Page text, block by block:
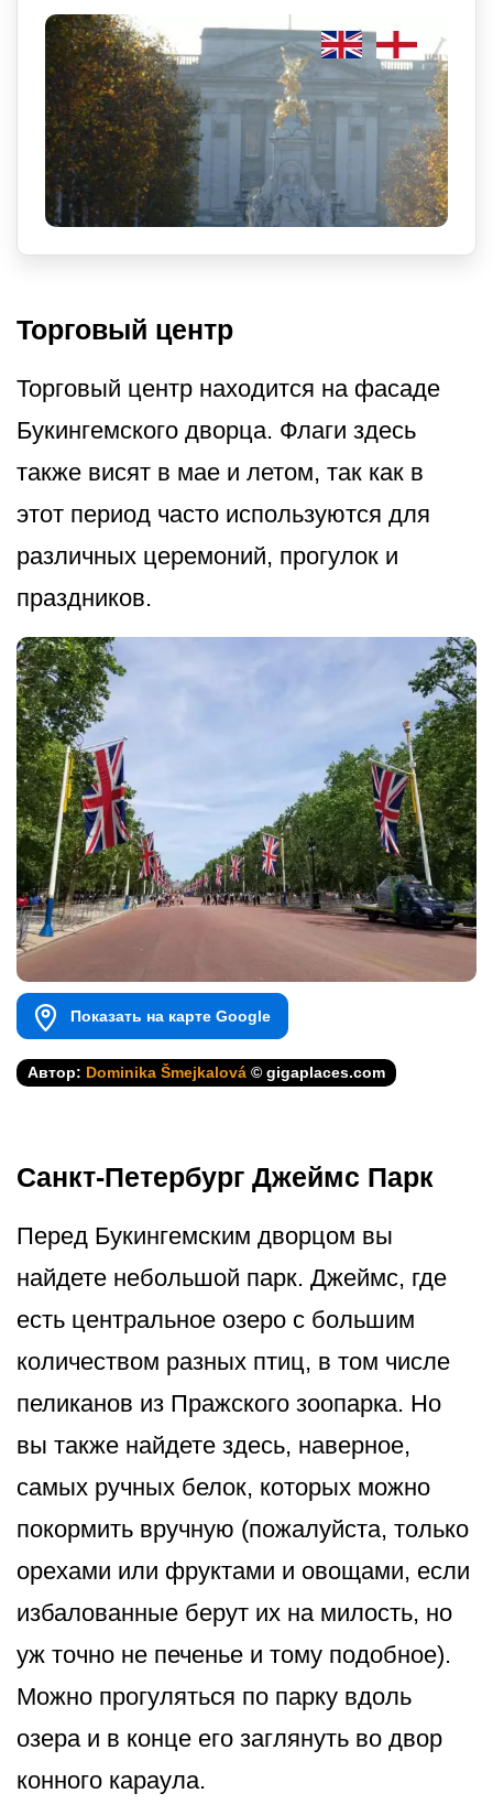
Торговый центр
Торговый центр находится на фасаде
Букингемского дворца. Флаги здесь
также висят в мае и летом, так как в
этот период часто используются для
различных церемоний, прогулок и
праздников.
Показать на карте Google
Автор: Dominika Šmejkalová © gigaplaces.com
Санкт-Петербург Джеймс Парк
Перед Букингемским дворцом вы
найдете небольшой парк. Джеймс, где
есть центральное озеро с большим
количеством разных птиц, в том числе
пеликанов из Пражского зоопарка. Но
вы также найдете здесь, наверное,
самых ручных белок, которых можно
покормить вручную (пожалуйста, только
орехами или фруктами и овощами, если
избалованные берут их на милость, но
уж точно не печенье и тому подобное).
Можно прогуляться по парку вдоль
озера и в конце его заглянуть во двор
конного караула.